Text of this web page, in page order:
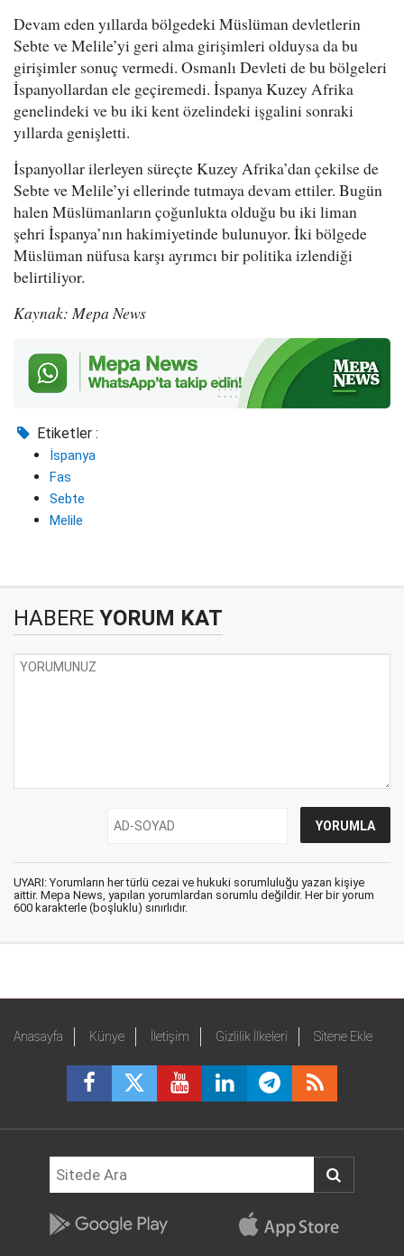
Devam eden yıllarda bölgedeki Müslüman devletlerin
Sebte ve Melile’yi geri alma girişimleri olduysa da bu
girişimler sonuç vermedi. Osmanlı Devleti de bu bölgeleri
İspanyollardan ele geçiremedi. İspanya Kuzey Afrika
genelindeki ve bu iki kent özelindeki işgalini sonraki
yıllarda genişletti.
İspanyollar ilerleyen süreçte Kuzey Afrika’dan çekilse de
Sebte ve Melile’yi ellerinde tutmaya devam ettiler. Bugün
halen Müslümanların çoğunlukta olduğu bu iki liman
şehri İspanya’nın hakimiyetinde bulunuyor. İki bölgede
Müslüman nüfusa karşı ayrımcı bir politika izlendiği
belirtiliyor.
Kaynak: Mepa News
Etiketler :
İspanya
Fas
Sebte
Melile
HABERE YORUM KAT
UYARI: Yorumların her türlü cezai ve hukuki sorumluluğu yazan kişiye
aittir. Mepa News, yapılan yorumlardan sorumlu değildir. Her bir yorum
600 karakterle (boşluklu) sınırlıdır.
Anasayfa Künye İletişim Gizlilik İlkeleri Sitene Ekle